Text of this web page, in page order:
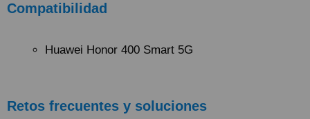
Compatibilidad
Huawei Honor 400 Smart 5G
Retos frecuentes y soluciones